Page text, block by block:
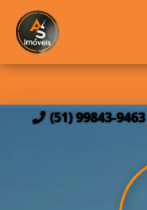
(51) 99843-9463